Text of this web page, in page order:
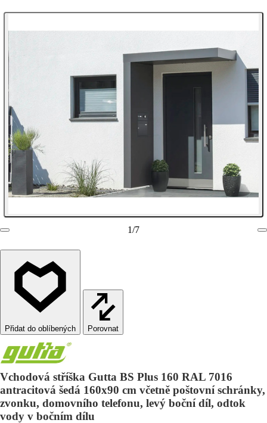
1/7
Porovnat
Vchodová stříška Gutta BS Plus 160 RAL 7016
antracitová šedá 160x90 cm včetně poštovní schránky,
zvonku, domovního telefonu, levý boční díl, odtok
vody v bočním dílu